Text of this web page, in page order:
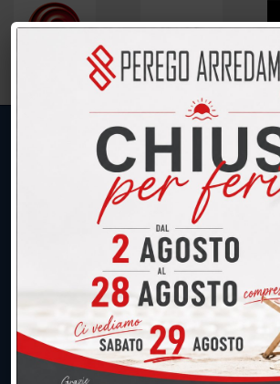
UNICA SEDE: CALCO (Lecco)
039.677.2778
039.677.2778
info@peregoarredamenti.it
ORARI: 09.00/12.00 - 15.00/19.15